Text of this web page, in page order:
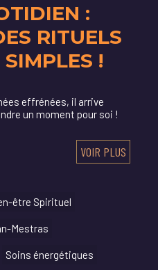
:
RITUELS
!
effrénées, il arrive
un moment pour soi !
VOIR PLUS
être Spirituel
Mestras
Soins énergétiques